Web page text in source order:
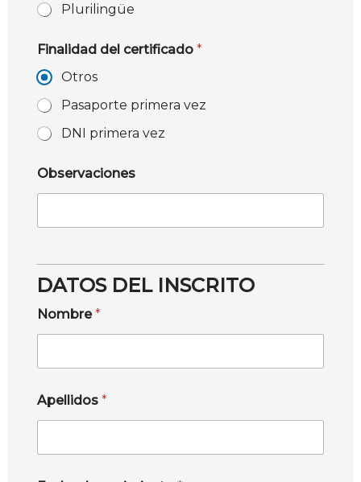
Plurilingüe
Finalidad del certificado *
Otros
Pasaporte primera vez
DNI primera vez
Observaciones
DATOS DEL INSCRITO
Nombre*
Apellidos *